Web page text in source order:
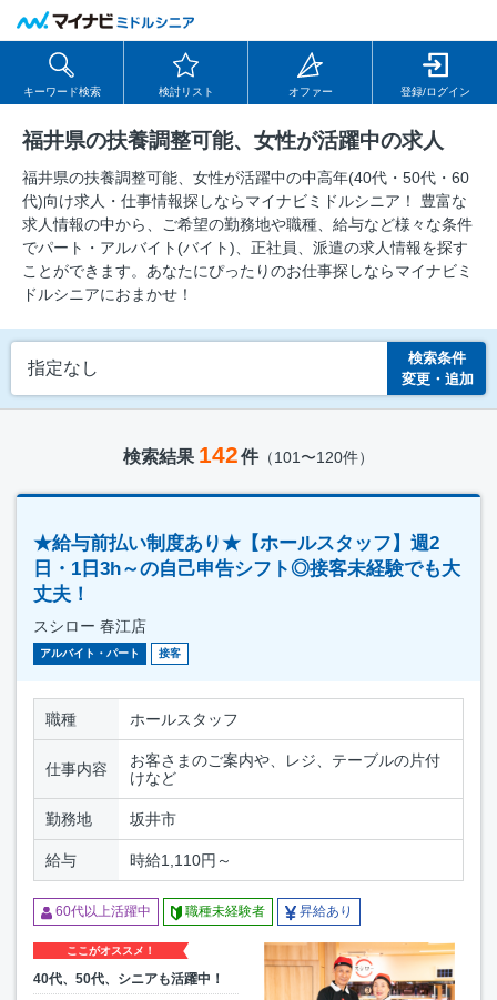
キーワード検索 検討リスト オファー 登録/ログイン
福井県の扶養調整可能、女性が活躍中の求人
福井県の扶養調整可能、女性が活躍中の中⾼年(40代・50代・60
代)向け求⼈・仕事情報探しならマイナビミドルシニア！ 豊富な
求人情報の中から、ご希望の勤務地や職種、給与など様々な条件
でパート・アルバイト(バイト)、正社員、派遣の求人情報を探す
ことができます。あなたにぴったりのお仕事探しならマイナビミ
ドルシニアにおまかせ！
指定なし
検索条件
変更・追加
検索結果 142件（101〜120件）
★給与前払い制度あり★【ホールスタッフ】週2
日・1日3h～の自己申告シフト◎接客未経験でも大
丈夫！
スシロー 春江店
アルバイト・パート 接客
職種 ホールスタッフ
仕事内容
お客さまのご案内や、レジ、テーブルの片付
けなど
勤務地 坂井市
給与 時給1,110円～
60代以上活躍中 職種未経験者 昇給あり
ここがオススメ！
40代、50代、シニアも活躍中！